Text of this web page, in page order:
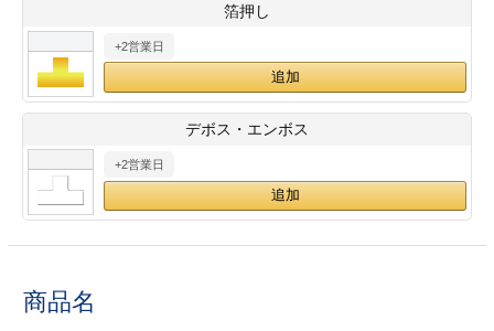
＆盛り上げ印刷
型マル型印刷
ード印刷
印刷
印刷
形マル型
印刷
土
1
2 3
8 9 10 11
12
14
15 16 17 18
19
25
26
28
29 30
箔押し
+2営業日
デボス・エンボス
+2営業日
商品名